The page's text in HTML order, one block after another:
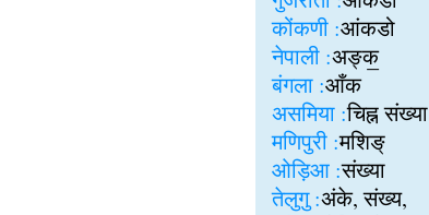
कोंकणी :आंकडो
नेपाली :अङ्क॒
बंगला :आँक
असमिया :चिह्न संख्या
मणिपुरी :मशिङ्
ओड़िआ :संख्या
तेलुगु :अंके, संख्य,